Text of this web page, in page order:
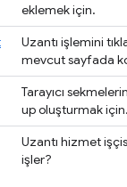
eklemek için.
Uzantı işlemini
mevcut sayfada
Tarayıcı
up oluşturmak için.
Uzantı hizmet
işler?